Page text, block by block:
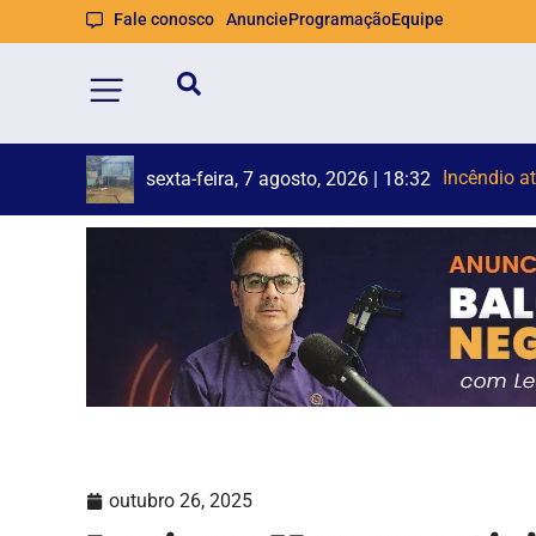
Fale conosco AnuncieProgramaçãoEquipe
sexta-feira, 7 agosto, 2026 | 18:19 Brusque
Duas
outubro 26, 2025